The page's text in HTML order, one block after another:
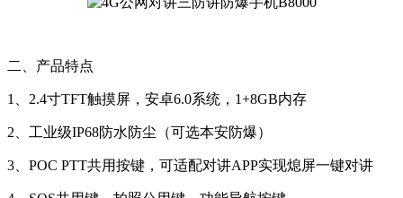
二、产品特点
1、2.4寸TFT触摸屏，安卓6.0系统，1+8GB内存
2、工业级IP68防水防尘（可选本安防爆）
3、POC PTT共用按键，可适配对讲APP实现熄屏一键对讲